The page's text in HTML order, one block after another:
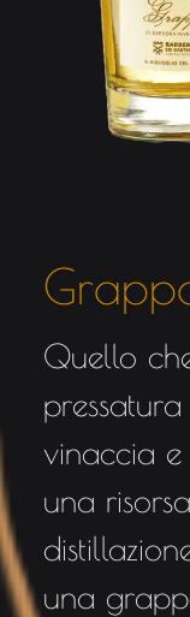
Quello
vinaccia
una
una